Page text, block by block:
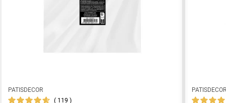
PATISDECOR
119